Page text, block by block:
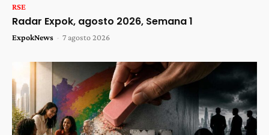
RSE
Radar Expok, agosto 2026, Semana 1
ExpokNews - 7 agosto 2026